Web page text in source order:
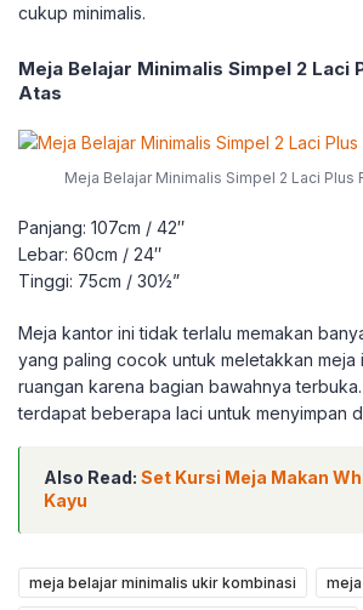
cukup minimalis.
Meja Belajar Minimalis Simpel 2 Laci
Atas
Meja Belajar Minimalis Simpel 2 Laci Plus
Panjang: 107cm / 42″
Lebar: 60cm / 24″
Tinggi: 75cm / 30½”
Meja kantor ini tidak terlalu memakan
yang paling cocok untuk meletakkan meja
ruangan karena bagian bawahnya
terdapat beberapa laci untuk menyimpan
Also Read: Set Kursi Meja Makan
Kayu
meja belajar minimalis ukir kombinasi